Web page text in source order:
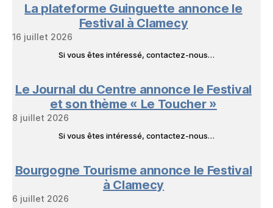
La plateforme Guinguette annonce le
Festival à Clamecy
16 juillet 2026
Si vous êtes intéressé, contactez-nous…
Le Journal du Centre annonce le Festival
et son thème « Le Toucher »
8 juillet 2026
Si vous êtes intéressé, contactez-nous…
Bourgogne Tourisme annonce le Festival
à Clamecy
6 juillet 2026